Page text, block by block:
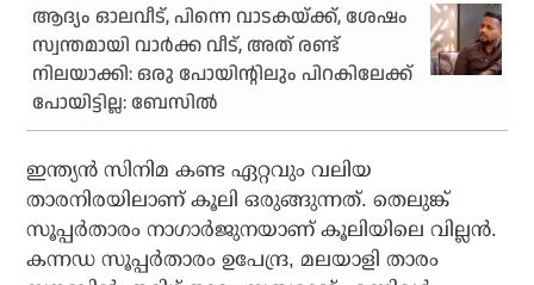
ആദ്യം ഓലവീട്, പിന്നെ വാടകയ്ക്ക്, ശേഷം
സ്വന്തമായി വാര്‍ക്ക വീട്, അത് രണ്ട്
നിലയാക്കി: ഒരു പോയിന്റിലും പിറകിലേക്ക്
പോയിട്ടില്ല: ബേസില്‍
ഇന്ത്യന്‍ സിനിമ കണ്ട ഏറ്റവും വലിയ
താരനിരയിലാണ് കൂലി ഒരുങ്ങുന്നത്. തെലുങ്ക്
സൂപ്പര്‍താരം നാഗാര്‍ജുനയാണ് കൂലിയിലെ വില്ലന്‍.
കന്നഡ സൂപ്പര്‍താരം ഉപേന്ദ്ര, മലയാളി താരം